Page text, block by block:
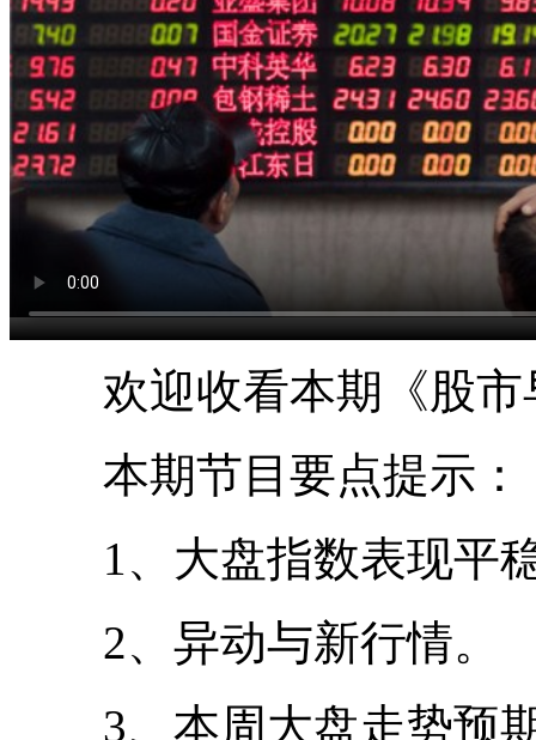
欢迎收看本期《股市
本期节目要点提示：
1、大盘指数表现平
2、异动与新行情。
3、本周大盘走势预